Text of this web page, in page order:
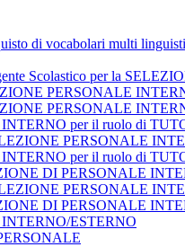
di vocabolari multi
Scolastico per la
PERSONALE
PERSONALE
per il ruolo di
PERSONALE
per il ruolo di
DI PERSONALE
PERSONALE
DI PERSONALE
ESTERNO